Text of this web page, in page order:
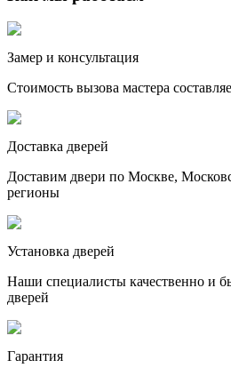
Замер и консультация
Стоимость вызова мастера
Доставка дверей
Доставим двери по Москве,
регионы
Установка дверей
Наши специалисты качественно и
дверей
Гарантия